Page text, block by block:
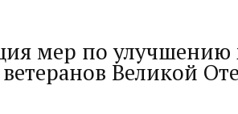
мер по
Великой